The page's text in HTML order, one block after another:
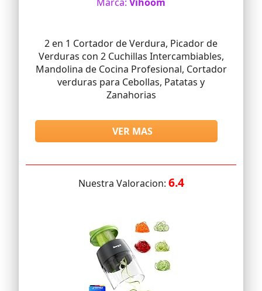
2 en 1 Cortador de Verdura, Picador de
Verduras con 2 Cuchillas Intercambiables,
Mandolina de Cocina Profesional, Cortador
verduras para Cebollas, Patatas y
Zanahorias
VER MAS
Nuestra Valoracion: 6.4